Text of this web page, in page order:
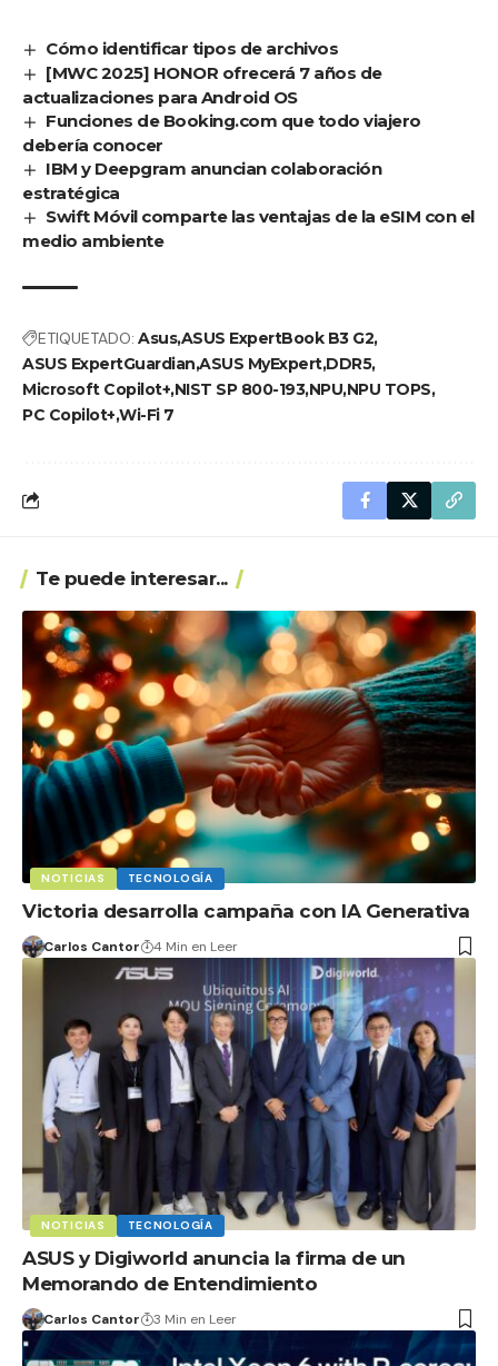
Cómo identificar tipos de archivos
[MWC 2025] HONOR ofrecerá 7 años de
actualizaciones para Android OS
Funciones de Booking.com que todo viajero
debería conocer
IBM y Deepgram anuncian colaboración
estratégica
Swift Móvil comparte las ventajas de la eSIM con el
medio ambiente
ETIQUETADO: AsusASUS ExpertBook B3 G2
ASUS ExpertGuardian ASUS MyExpertDDR5
Microsoft Copilot+NIST SP 800-193NPUNPU TOPS
PC Copilot+ Wi-Fi 7
Te puede interesar...
NOTICIAS TECNOLOGÍA
Victoria desarrolla campaña con IA Generativa
Carlos Cantor 4 Min en Leer
NOTICIAS TECNOLOGÍA
ASUS y Digiworld anuncia la firma de un
Memorando de Entendimiento
Carlos Cantor 3 Min en Leer